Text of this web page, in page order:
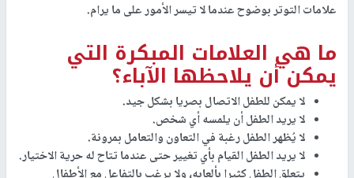
علامات التوتر بوضوح عندما لا تيسر الأمور على ما يرام.
ما هي العلامات المبكرة التي
يمكن أن يلاحظها الآباء؟
لا يمكن للطفل الاتصال بصريا بشكل جيد.
لا يريد الطفل أن يلمسه أي شخص.
لا يُظهر الطفل رغبة في التعاون والتعامل بمرونة.
لا يريد الطفل القيام بأي تغيير حتى عندما تتاح له حرية الاختيار.